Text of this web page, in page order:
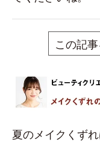
この記
夏のメイクくず